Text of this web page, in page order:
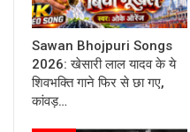
Sawan Bhojpuri Songs
2026: खेसारी लाल यादव के ये
शिवभक्ति गाने फिर से छा गए,
कांवड़…